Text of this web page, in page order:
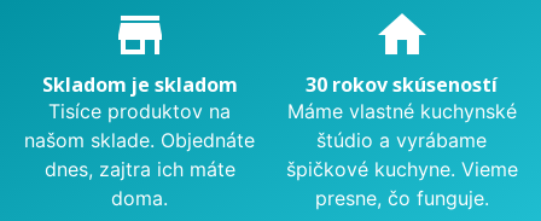
Proč nakupovat u nás?
store_mall_directory
Skladom je skladom
Tisíce produktov na
našom sklade. Objednáte
dnes, zajtra ich máte
doma.
home
30 rokov skúseností
Máme vlastné kuchynské
štúdio a vyrábame
špičkové kuchyne. Vieme
presne, čo funguje.